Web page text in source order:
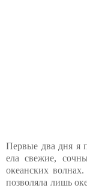
Первые два дня я
ела свежие,
океанских
позволяла лишь